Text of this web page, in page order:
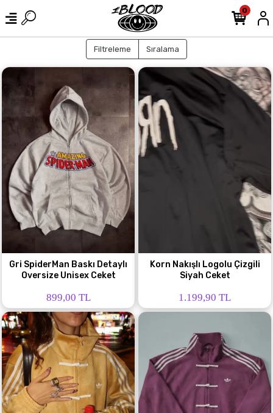
0
Filtreleme Sıralama
Gri SpiderMan Baskı Detaylı
Oversize Unisex Ceket
899,00 TL
Korn Nakışlı Logolu Çizgili
Siyah Ceket
1.199,90 TL